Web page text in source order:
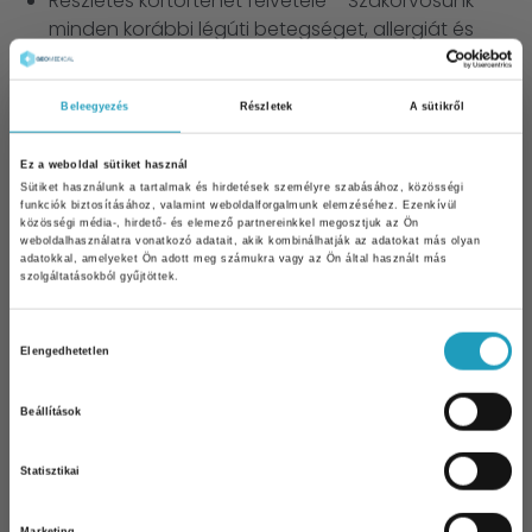
Beleegyezés Részletek A sütikről
Ez a weboldal sütiket használ
Sütiket használunk a tartalmak és hirdetések személyre szabásához, közösségi
funkciók biztosításához, valamint weboldalforgalmunk elemzéséhez. Ezenkívül
közösségi média-, hirdető- és elemező partnereinkkel megosztjuk az Ön
weboldalhasználatra vonatkozó adatait, akik kombinálhatják az adatokat más olyan
adatokkal, amelyeket Ön adott meg számukra vagy az Ön által használt más
szolgáltatásokból gyűjtöttek.
Elengedhetetlen
Beállítások
Statisztikai
minden korábbi légúti betegséget, allergiát és
gyógyszert áttekint a pontos diagnózis
érdekében.
Dohányzási szokások felmérése – A
dohányzás időtartama és mennyisége
alapvető információ a tüdőkárosodás
mértékének megítéléséhez.
Foglalkozási és környezeti kitettség vizsgálata
– A munkahelyi por, vegyi anyagok vagy
egyéb ártalmak feltárása segít azonosítani a
légúti panaszok kiváltó okait.
Tüdő és mellkas hallgatózása (auscultatio) –
A fonendoszkóppal végzett vizsgálat során
az orvos a légzési hangokat, sípolást vagy
recsegést észlel, amely fontos diagnosztikai
10% kedvezmény Önnek